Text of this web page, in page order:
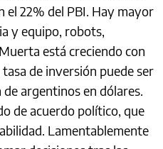
el 22% del PBI. Hay mayor
y equipo, robots,
está creciendo con
de inversión puede ser
argentinos en dólares.
de acuerdo político, que
Lamentablemente